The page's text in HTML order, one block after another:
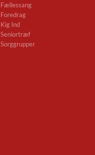
Fællessang
Foredrag
Kig Ind
Seniortræf
Sorggrupper